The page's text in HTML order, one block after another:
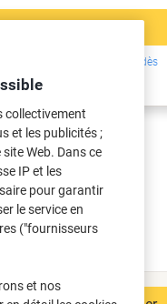
Inscrivez-vous dès
maintenant
&
emballage
de bureau
Rubans adhésifs d'emballage
collectivement
et les publicités ;
Web. Dans ce
IP et les
pour garantir
le service en
("fournisseurs
et nos